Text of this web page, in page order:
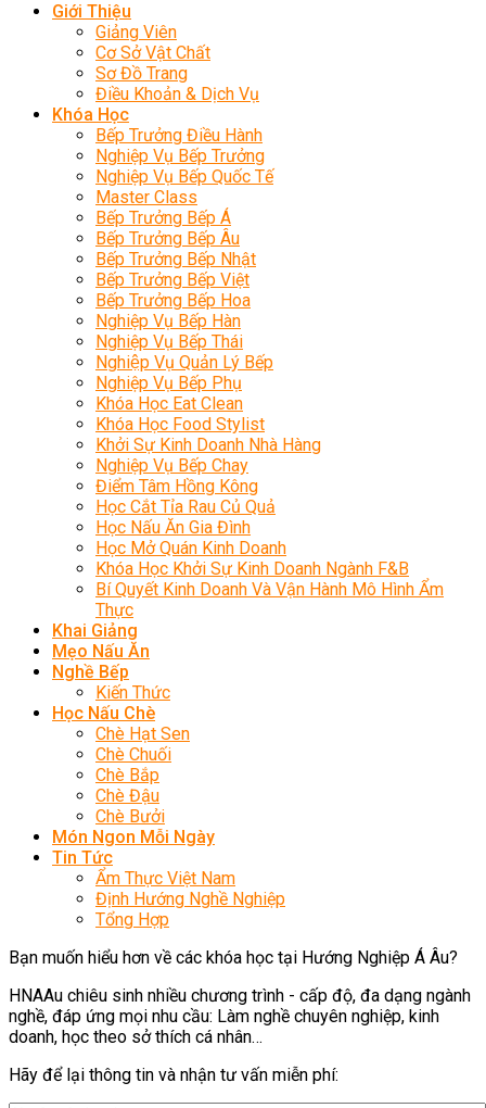
Giới Thiệu
Giảng Viên
Cơ Sở Vật Chất
Sơ Đồ Trang
Điều Khoản & Dịch Vụ
Khóa Học
Bếp Trưởng Điều Hành
Nghiệp Vụ Bếp Trưởng
Nghiệp Vụ Bếp Quốc Tế
Master Class
Bếp Trưởng Bếp Á
Bếp Trưởng Bếp Âu
Bếp Trưởng Bếp Nhật
Bếp Trưởng Bếp Việt
Bếp Trưởng Bếp Hoa
Nghiệp Vụ Bếp Hàn
Nghiệp Vụ Bếp Thái
Nghiệp Vụ Quản Lý Bếp
Nghiệp Vụ Bếp Phụ
Khóa Học Eat Clean
Khóa Học Food Stylist
Khởi Sự Kinh Doanh Nhà Hàng
Nghiệp Vụ Bếp Chay
Điểm Tâm Hồng Kông
Học Cắt Tỉa Rau Củ Quả
Học Nấu Ăn Gia Đình
Học Mở Quán Kinh Doanh
Khóa Học Khởi Sự Kinh Doanh Ngành F&B
Bí Quyết Kinh Doanh Và Vận Hành Mô Hình Ẩm
Thực
Khai Giảng
Mẹo Nấu Ăn
Nghề Bếp
Kiến Thức
Học Nấu Chè
Chè Hạt Sen
Chè Chuối
Chè Bắp
Chè Đậu
Chè Bưởi
Món Ngon Mỗi Ngày
Tin Tức
Ẩm Thực Việt Nam
Định Hướng Nghề Nghiệp
Tổng Hợp
Bạn muốn hiểu hơn về các khóa học tại Hướng Nghiệp Á Âu?
HNAAu chiêu sinh nhiều chương trình - cấp độ, đa dạng ngành
nghề, đáp ứng mọi nhu cầu: Làm nghề chuyên nghiệp, kinh
doanh, học theo sở thích cá nhân…
Hãy để lại thông tin và nhận tư vấn miễn phí: